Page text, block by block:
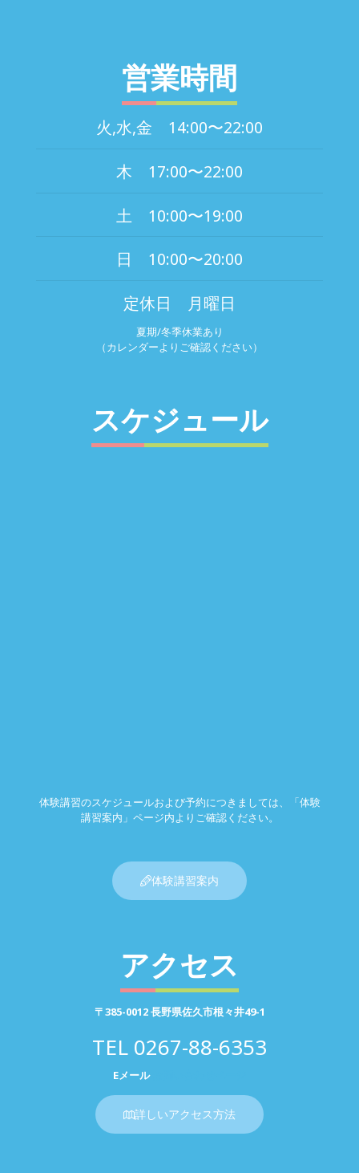
営業時間
火,水,金 14:00〜22:00
木 17:00〜22:00
土 10:00〜19:00
日 10:00〜20:00
定休日 月曜日
夏期/冬季休業あり
（カレンダーよりご確認ください）
スケジュール
体験講習のスケジュールおよび予約につきましては、「体験
講習案内」ページ内よりご確認ください。
体験講習案内
アクセス
〒385-0012 長野県佐久市根々井49-1
TEL 0267-88-6353
Eメール
詳しいアクセス方法